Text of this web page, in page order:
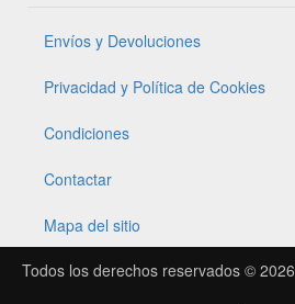
Envíos y Devoluciones
Privacidad y Política de Cookies
Condiciones
Contactar
Mapa del sitio
Todos los derechos reservados © 2026